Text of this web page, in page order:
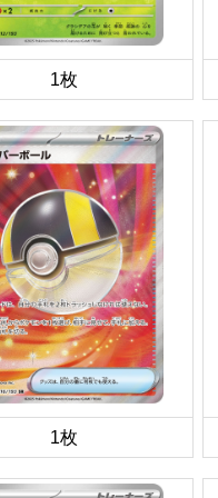
1枚
1枚